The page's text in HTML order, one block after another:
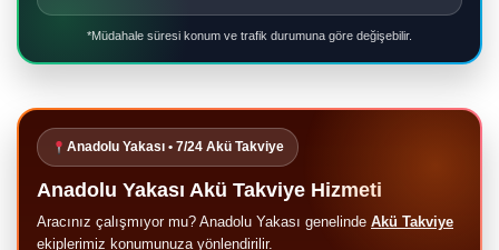
*Müdahale süresi konum ve trafik durumuna göre değişebilir.
Anadolu Yakası • 7/24 Akü Takviye
Anadolu Yakası Akü Takviye Hizmeti
Aracınız çalışmıyor mu? Anadolu Yakası genelinde Akü Takviye
ekiplerimiz konumunuza yönlendirilir.